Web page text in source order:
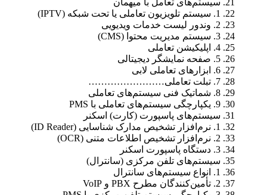
سیستم‌های تعامل با میهمان
1. سیستم تلویزیون تعاملی یا تحت شبکه (IPTV)
2. وندور لیست خدمات ویدیویی
3. سیستم مدیریت محتوا (CMS)
4. اپلیکیشن تعاملی
5. صفحه نمایشگر دیجیتالی
6. ابزارهای تعاملی لابی
7. تبلت تعاملی……………………
8. شماتیک فنی سیستم‌های تعاملی
9. یکپارچگی سیستم‌های تعاملی با PMS
سیستم‌های پاسپورت (کارت) اسکنر
1. نرم‌افزار تشخیص مدارک شناسایی (ID Reader)
2. نرم‌افزار تشخیص اطلاعات متنی (OCR)
3. دستگاه پاسپورت اسکنر
سیستم‌های تلفن مرکزی (سانترال)
1. انواع سیستم‌های سانترال
2. تأمین‌کنندگان مطرح PBX و VoIP